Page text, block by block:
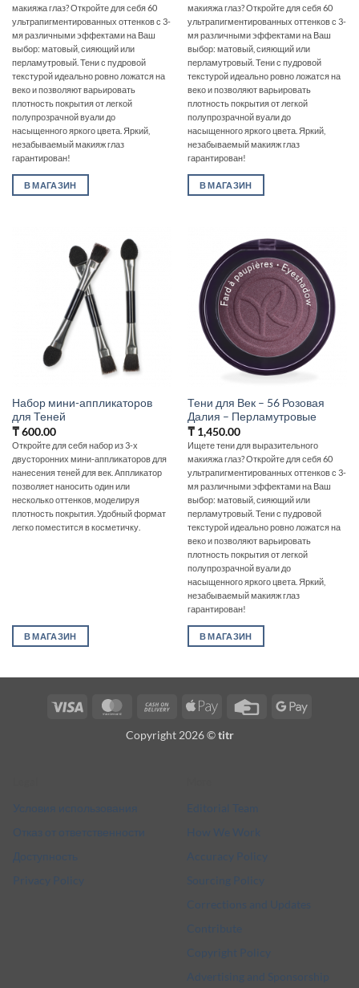
макияжа глаз? Откройте для себя 60
ультрапигментированных оттенков с 3-
мя различными эффектами на Ваш
выбор: матовый, сияющий или
перламутровый. Тени с пудровой
текстурой идеально ровно ложатся на
веко и позволяют варьировать
плотность покрытия от легкой
полупрозрачной вуали до
насыщенного яркого цвета. Яркий,
незабываемый макияж глаз
гарантирован!
В МАГАЗИН
макияжа глаз? Откройте для себя 60
ультрапигментированных оттенков с 3-
мя различными эффектами на Ваш
выбор: матовый, сияющий или
перламутровый. Тени с пудровой
текстурой идеально ровно ложатся на
веко и позволяют варьировать
плотность покрытия от легкой
полупрозрачной вуали до
насыщенного яркого цвета. Яркий,
незабываемый макияж глаз
гарантирован!
В МАГАЗИН
Набор мини-аппликаторов
для Теней
₸600.00
Откройте для себя набор из 3-х
двусторонних мини-аппликаторов для
нанесения теней для век. Аппликатор
позволяет наносить один или
несколько оттенков, моделируя
плотность покрытия. Удобный формат
легко поместится в косметичку.
В МАГАЗИН
Тени для Век – 56 Розовая
Далия – Перламутровые
₸1,450.00
Ищете тени для выразительного
макияжа глаз? Откройте для себя 60
ультрапигментированных оттенков с 3-
мя различными эффектами на Ваш
выбор: матовый, сияющий или
перламутровый. Тени с пудровой
текстурой идеально ровно ложатся на
веко и позволяют варьировать
плотность покрытия от легкой
полупрозрачной вуали до
насыщенного яркого цвета. Яркий,
незабываемый макияж глаз
гарантирован!
В МАГАЗИН
Visa MasterCardCash
Delivery
Apple
Credit
Google
Copyright 2026 ©titr
Условия использования
Отказ от ответственности
Доступность
Privacy Policy
Editorial Team
How We Work
Accuracy Policy
Sourcing Policy
Corrections and Updates
Contribute
Copyright Policy
Advertising and Sponsorship